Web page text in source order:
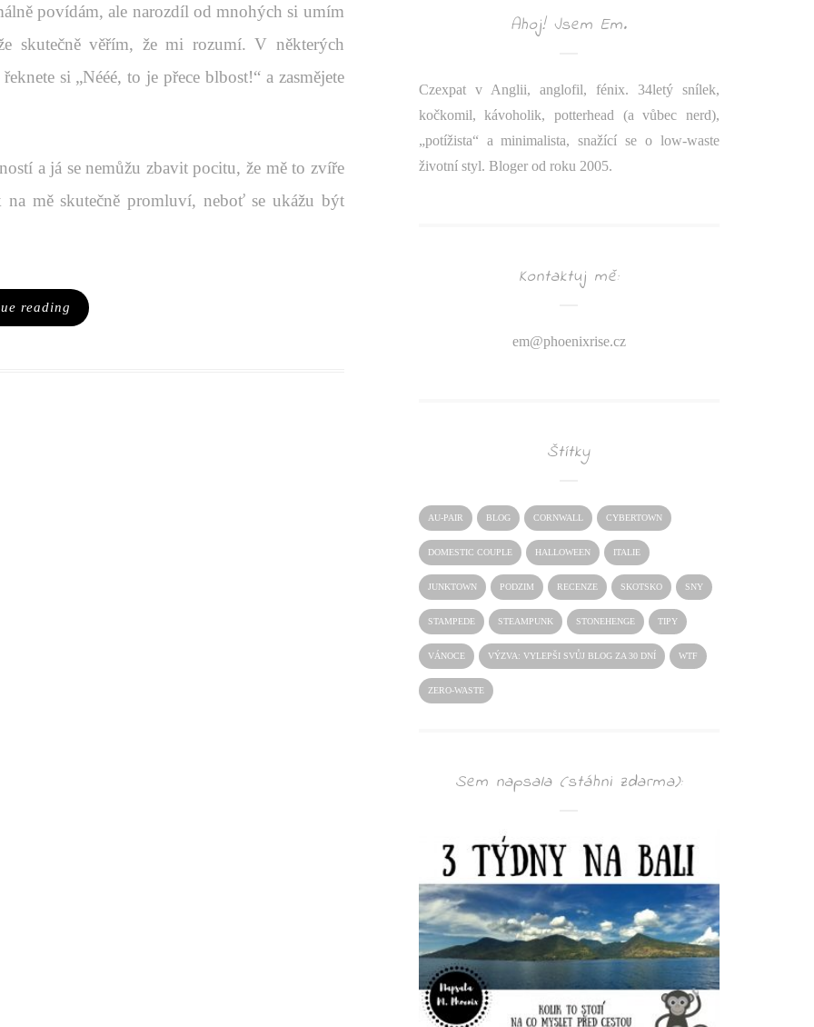
povídám, ale narozdíl od mnohých si umím
skutečně věřím, že mi rozumí. V některých
si „Nééé, to je přece blbost!“ a zasmějete
a já se nemůžu zbavit pocitu, že mě to zvíře
mě skutečně promluví, neboť se ukážu být
reading
Ahoj! Jsem Em.
Czexpat v Anglii, anglofil, fénix. 34letý snílek,
kočkomil, kávoholik, potterhead (a vůbec nerd),
„potížista“ a minimalista, snažící se o low-waste
životní styl. Bloger od roku 2005.
Kontaktuj mě:
em@phoenixrise.cz
Štítky
AU-PAIR BLOG CORNWALL CYBERTOWN
DOMESTIC COUPLE HALLOWEEN ITALIE
JUNKTOWN PODZIM RECENZE SKOTSKO SNY
STAMPEDE STEAMPUNK STONEHENGE TIPY
VÁNOCE VÝZVA: VYLEPŠI SVŮJ BLOG ZA 30 DNÍ WTF
ZERO-WASTE
Sem napsala (stáhni zdarma):